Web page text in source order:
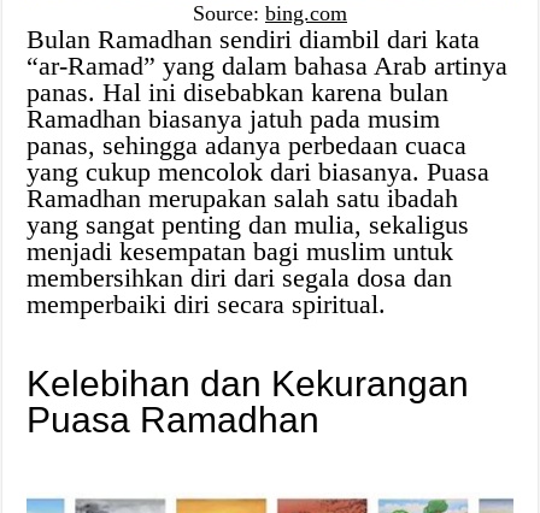
Source: bing.com
Bulan Ramadhan sendiri diambil dari kata
“ar-Ramad” yang dalam bahasa Arab artinya
panas. Hal ini disebabkan karena bulan
Ramadhan biasanya jatuh pada musim
panas, sehingga adanya perbedaan cuaca
yang cukup mencolok dari biasanya. Puasa
Ramadhan merupakan salah satu ibadah
yang sangat penting dan mulia, sekaligus
menjadi kesempatan bagi muslim untuk
membersihkan diri dari segala dosa dan
memperbaiki diri secara spiritual.
Kelebihan dan Kekurangan
Puasa Ramadhan